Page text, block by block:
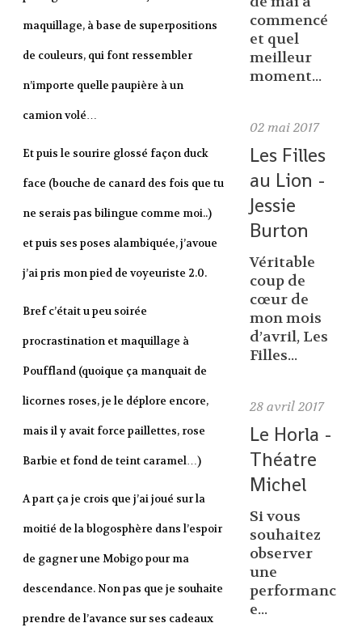
maquillage, à base de superpositions
de couleurs, qui font ressembler
n’importe quelle paupière à un
camion volé…
Et puis le sourire glossé façon duck
face (bouche de canard des fois que tu
ne serais pas bilingue comme moi..)
et puis ses poses alambiquée, j’avoue
j’ai pris mon pied de voyeuriste 2.0.
Bref c’était u peu soirée
procrastination et maquillage à
Pouffland (quoique ça manquait de
licornes roses, je le déplore encore,
mais il y avait force paillettes, rose
Barbie et fond de teint caramel…)
A part ça je crois que j’ai joué sur la
moitié de la blogosphère dans l’espoir
de gagner une Mobigo pour ma
descendance. Non pas que je souhaite
prendre de l’avance sur ses cadeaux
commencé
et quel
meilleur
moment...
02 mai 2017
Les Filles
au Lion -
Jessie
Burton
Véritable
coup de
cœur de
mon mois
d’avril, Les
Filles...
28 avril 2017
Le Horla -
Théatre
Michel
Si vous
souhaitez
observer
une
performanc
e...